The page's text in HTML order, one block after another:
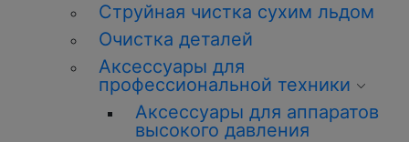
Струйная чистка сухим льдом
Очистка деталей
Аксессуары для
профессиональной техники
Аксессуары для аппаратов
высокого давления